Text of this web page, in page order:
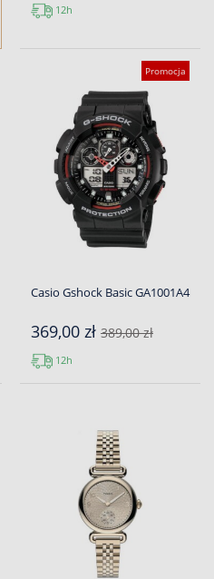
12h
Promocja
Casio Gshock Basic GA1001A4
369,00 zł 389,00 zł
12h